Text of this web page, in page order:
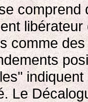
comprend
comme
Le